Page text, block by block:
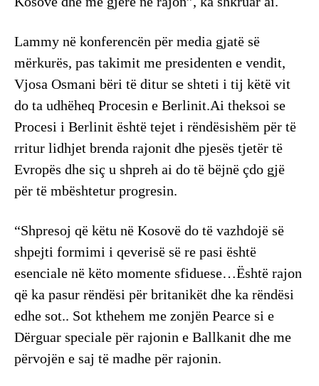
Lammy në konferencën për media gjatë së
mërkurës, pas takimit me presidenten e vendit,
Vjosa Osmani bëri të ditur se shteti i tij këtë vit
do ta udhëheq Procesin e Berlinit.Ai theksoi se
Procesi i Berlinit është tejet i rëndësishëm për të
rritur lidhjet brenda rajonit dhe pjesës tjetër të
Evropës dhe siç u shpreh ai do të bëjnë çdo gjë
për të mbështetur progresin.
“Shpresoj që këtu në Kosovë do të vazhdojë së
shpejti formimi i qeverisë së re pasi është
esenciale në këto momente sfiduese…Është rajon
që ka pasur rëndësi për britanikët dhe ka rëndësi
edhe sot.. Sot kthehem me zonjën Pearce si e
Dërguar speciale për rajonin e Ballkanit dhe me
përvojën e saj të madhe për rajonin.